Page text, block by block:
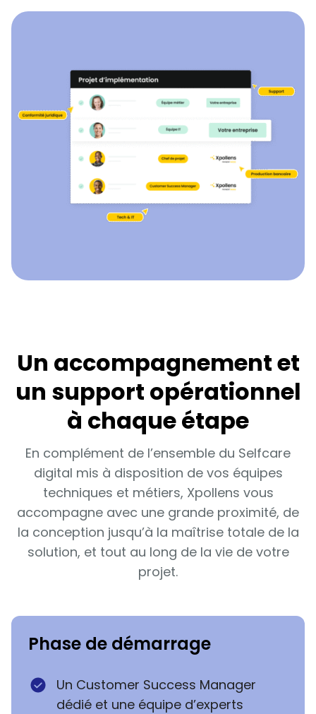
Un accompagnement et
un support opérationnel
à chaque étape
En complément de l’ensemble du Selfcare
digital mis à disposition de vos équipes
techniques et métiers, Xpollens vous
accompagne avec une grande proximité, de
la conception jusqu’à la maîtrise totale de la
solution, et tout au long de la vie de votre
projet.
Phase de démarrage
Un Customer Success Manager
dédié et une équipe d’experts